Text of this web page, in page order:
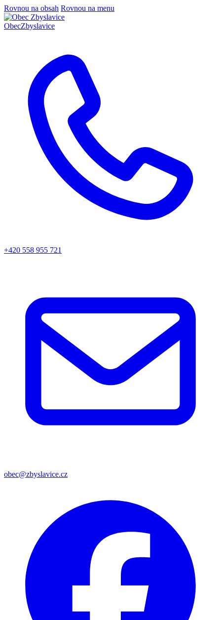
Rovnou na obsah Rovnou na menu
ObecZbyslavice
+420 558 955 721
obec@zbyslavice.cz